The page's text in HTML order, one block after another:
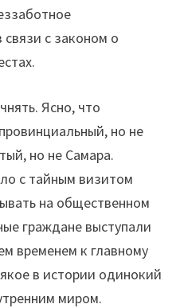
с законом о
Ясно, что
но не
но не Самара.
с тайным визитом
на общественном
граждане выступали
временем к главному
в истории одинокий
миром.